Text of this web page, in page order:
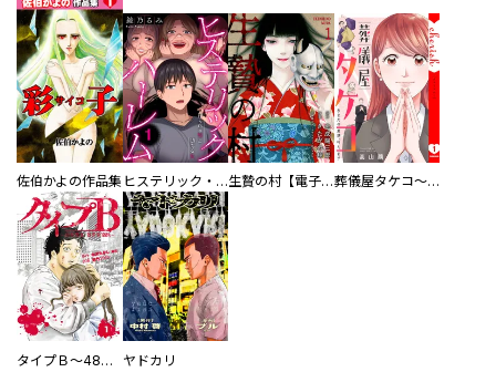
佐伯かよの作品集 ヒステリック・ハーレム～搾られる男と堕ちる女～【電子単行本版】 生贄の村【電子単行本版】 葬儀屋タケコ～あなたの最期、叶えます【電子単行本版】
タイプＢ～48時間後、致死率100％～【単話】 ヤドカリ